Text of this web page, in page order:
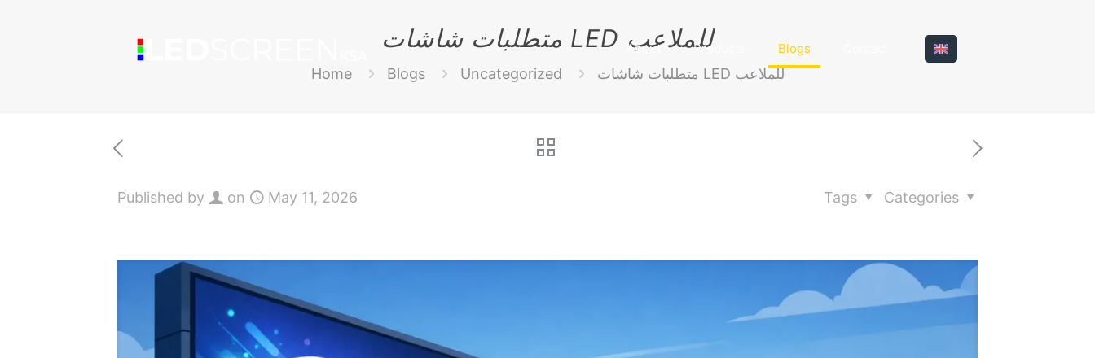
About Products Blogs متطلبات شاشات LED للملاعب
Home Blogs Uncategorized متطلبات شاشات LED للملاعب
Published by on May 11, 2026 Categories
Tags